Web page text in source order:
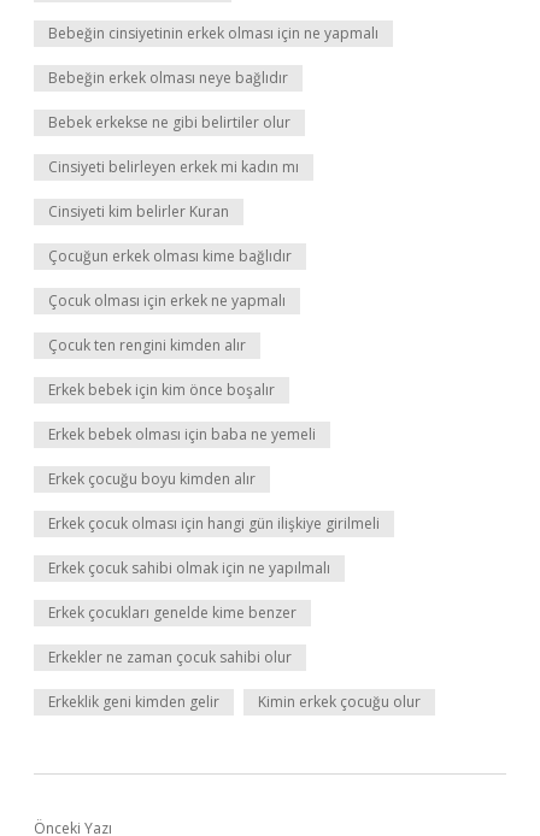
Bebeğin cinsiyetinin erkek olması için ne yapmalı
Bebeğin erkek olması neye bağlıdır
Bebek erkekse ne gibi belirtiler olur
Cinsiyeti belirleyen erkek mi kadın mı
Cinsiyeti kim belirler Kuran
Çocuğun erkek olması kime bağlıdır
Çocuk olması için erkek ne yapmalı
Çocuk ten rengini kimden alır
Erkek bebek için kim önce boşalır
Erkek bebek olması için baba ne yemeli
Erkek çocuğu boyu kimden alır
Erkek çocuk olması için hangi gün ilişkiye girilmeli
Erkek çocuk sahibi olmak için ne yapılmalı
Erkek çocukları genelde kime benzer
Erkekler ne zaman çocuk sahibi olur
Erkeklik geni kimden gelir Kimin erkek çocuğu olur
Önceki Yazı